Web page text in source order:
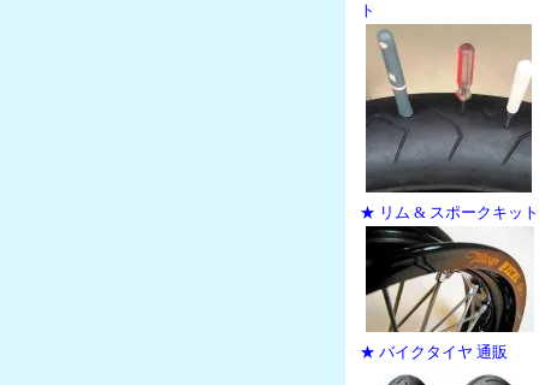
ト
★ リム & スポークキット
★ バイクタイヤ 通販